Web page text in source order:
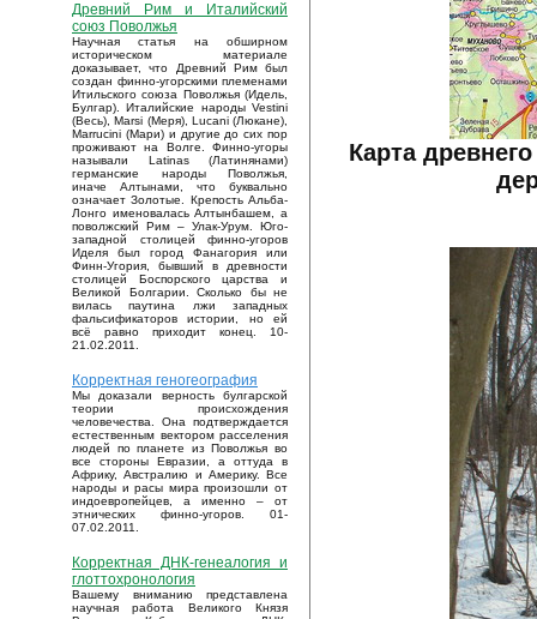
Древний Рим и Италийский
союз Поволжья
Научная статья на обширном
историческом материале
доказывает, что Древний Рим был
создан финно-угорскими племенами
Итильского союза Поволжья (Идель,
Булгар). Италийские народы Vestini
(Весь), Marsi (Меря), Lucani (Люкане),
Marrucini (Мари) и другие до сих пор
проживают на Волге. Финно-угоры
называли Latinas (Латинянами)
германские народы Поволжья,
иначе Алтынами, что буквально
означает Золотые. Крепость Альба-
Лонго именовалась Алтынбашем, а
поволжский Рим – Улак-Урум. Юго-
западной столицей финно-угоров
Иделя был город Фанагория или
Финн-Угория, бывший в древности
столицей Боспорского царства и
Великой Болгарии. Сколько бы не
вилась паутина лжи западных
фальсификаторов истории, но ей
всё равно приходит конец. 10-
21.02.2011.
Корректная геногеография
Мы доказали верность булгарской
теории происхождения
человечества. Она подтверждается
естественным вектором расселения
людей по планете из Поволжья во
все стороны Евразии, а оттуда в
Африку, Австралию и Америку. Все
народы и расы мира произошли от
индоевропейцев, а именно – от
этнических финно-угоров. 01-
07.02.2011.
Корректная ДНК-генеалогия и
глоттохронология
Вашему вниманию представлена
научная работа Великого Князя
Карта